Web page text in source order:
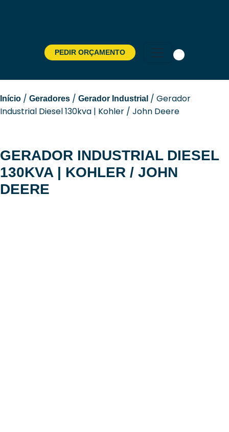
PEDIR ORÇAMENTO
Pesquisar
Início / Geradores / Gerador Industrial / Gerador
Industrial Diesel 130kva | Kohler / John Deere
GERADOR INDUSTRIAL DIESEL
130KVA | KOHLER / JOHN
DEERE